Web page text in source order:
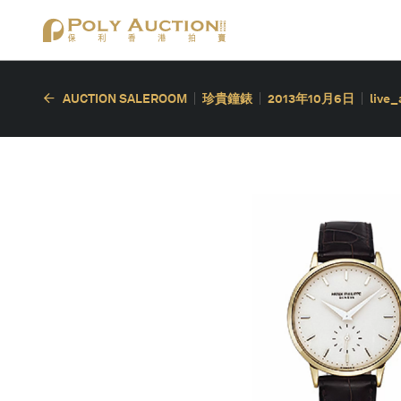
AUCTION SALEROOM 珍貴鐘錶 2013年10月6日